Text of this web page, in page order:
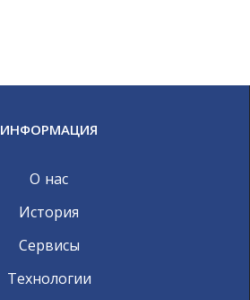
ИНФОРМАЦИЯ
О нас
История
Сервисы
Технологии